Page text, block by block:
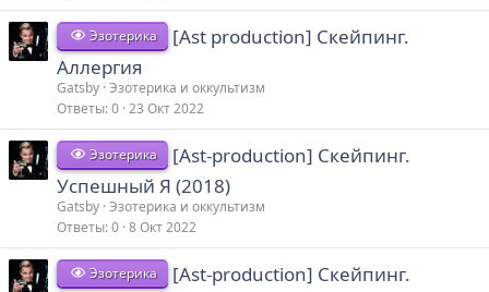
Эзотерика
[Аst production] Скейпинг.
Аллергия
Gatsby Эзотерика и оккультизм
Ответы 0 23 Окт 2022
Эзотерика
[Аst-production] Скейпинг.
Успешный Я (2018)
Gatsby Эзотерика и оккультизм
Ответы 0 8 Окт 2022
Эзотерика
[Аst-production] Скейпинг.